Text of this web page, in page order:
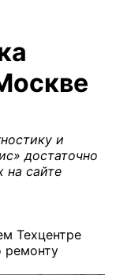
и
достаточно
на сайте
Техцентре
ремонту